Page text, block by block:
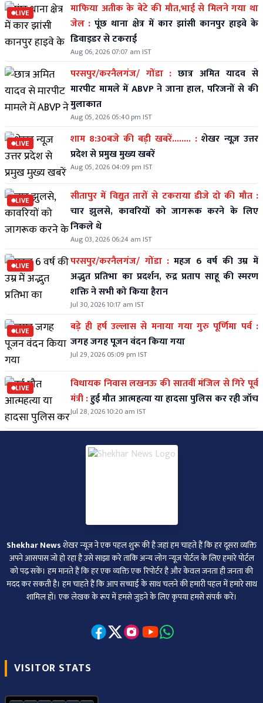
LIVE
माफिया अतीक के बेटे की मौत,भाई से मिलने गया था
जेल : पूंछ थाना क्षेत्र में कार झांसी कानपुर हाइवे के
डिवाइडर से टकराई
Aug 06, 2026 07:07 am IST
परसपुर/करनैलगंज/ गोंडा : छात्र अमित यादव से
मारपीट मामले में ABVP ने जाना हाल, परिजनों से की
मुलाकात
Aug 05, 2026 05:40 pm IST
LIVE शाम 8:30बजे की बड़ी खबरें........ : शेखर न्यूज़ उत्तर
प्रदेश से प्रमुख मुख्य खबरें
Aug 05, 2026 04:09 pm IST
LIVE
सीतापुर में विद्युत तारों से टकराया डीजे दो की मौत :
चार झुलसे, कावरियों को जागरूक करने के लिए
निकले थे
Aug 03, 2026 06:24 am IST
LIVE परसपुर/करनैलगंज/ गोंडा : महज 6 वर्ष की उम्र में
अद्भुत प्रतिभा का प्रदर्शन, रुद्र प्रताप साहू की स्मरण
शक्ति ने सभी को किया हैरान
Jul 30, 2026 10:17 am IST
LIVE
बड़े ही हर्ष उल्लास से मनाया गया गुरु पूर्णिमा पर्व :
जगह जगह पूजन वंदन किया गया
Jul 29, 2026 05:09 pm IST
LIVE
विधायक निवास लखनऊ की सातवीं मंजिल से गिरे पूर्व
मंत्री :हुई मौत आत्महत्या या हादसा पुलिस कर रही जॉच
Jul 28, 2026 10:20 am IST
Shekhar Newsशेखर न्‍यूज ने एक पहल शुरू की है जहां हम चाहते हैं कि हर दूसरा व्‍यक्ति
अपने आसपास जो हो रहा है उसे साझा करे ताकि अन्‍य लोग न्‍यूज पोर्टल के लिए हमारे पोर्टल
को पढ़ सकें। हम मानते हैं कि हर एक व्यक्ति एक रिपोर्टर है और केवल जनता ही जनता की
मदद कर सकती है। हम चाहते हैं कि आप सच्चाई के साथ चलने की हमारी पहल में हमारे साथ
शामिल हों। एक लेखक के रूप में हमसे जुड़ने के लिए कृपया हमसे संपर्क करें।
VISITOR STATS